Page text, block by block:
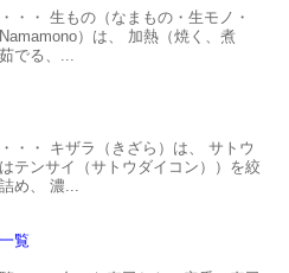
・・ 生もの（なまもの・生モノ・
）は、 加熱（焼く、煮
でる、...
・・ キザラ（きざら）は、 サトウ
テンサイ（サトウダイコン））を絞
め、 濃...
覧